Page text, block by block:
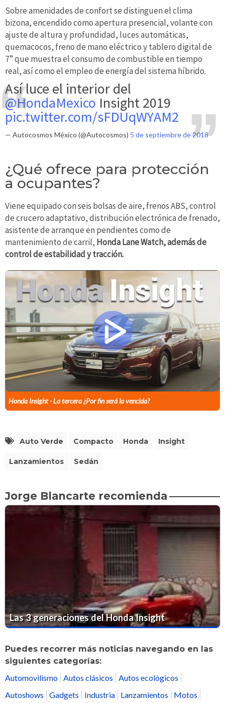
Sobre amenidades de confort se distinguen el clima
bizona, encendido como apertura presencial, volante con
ajuste de altura y profundidad, luces automáticas,
quemacocos, freno de mano eléctrico y tablero digital de
7” que muestra el consumo de combustible en tiempo
real, así como el empleo de energía del sistema híbrido.
Así luce el interior del
@HondaMexico Insight 2019
pic.twitter.com/sFDUqWYAM2
— Autocosmos México (@Autocosmos) 5 de septiembre de 2018
¿Qué ofrece para protección
a ocupantes?
Viene equipado con seis bolsas de aire, frenos ABS, control
de crucero adaptativo, distribución electrónica de frenado,
asistente de arranque en pendientes como de
mantenimiento de carril, Honda Lane Watch, además de
control de estabilidad y tracción.
Honda Insight - La tercera ¿Por fin será la vencida?
Auto Verde Compacto Honda Insight
Lanzamientos Sedán
Jorge Blancarte recomienda
Las 3 generaciones del Honda Insight
Puedes recorrer más noticias navegando en las
siguientes categorías:
Automovilismo Autos clásicos
Autos ecológicos
Autoshows
Gadgets Industria Lanzamientos Motos